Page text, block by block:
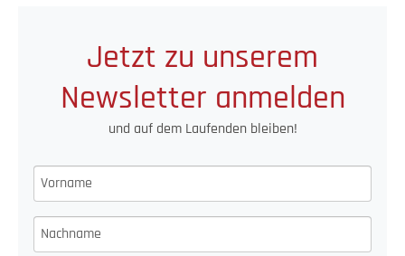
Jetzt zu unserem
Newsletter anmelden
und auf dem Laufenden bleiben!